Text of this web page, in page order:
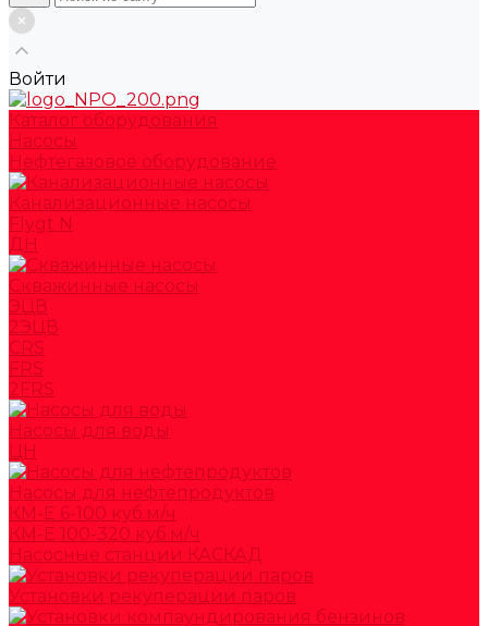
Войти
Каталог оборудования
Насосы
Нефтегазовое оборудование
Канализационные насосы
Flygt N
ДН
Скважинные насосы
ЭЦВ
2ЭЦВ
CRS
FRS
2FRS
Насосы для воды
ЦН
Насосы для нефтепродуктов
КМ-Е 6-100 куб.м/ч
КМ-Е 100-320 куб.м/ч
Насосные станции КАСКАД
Установки рекуперации паров